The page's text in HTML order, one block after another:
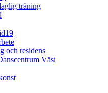
träning
och residens
Väst